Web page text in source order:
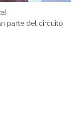
parte del circuito